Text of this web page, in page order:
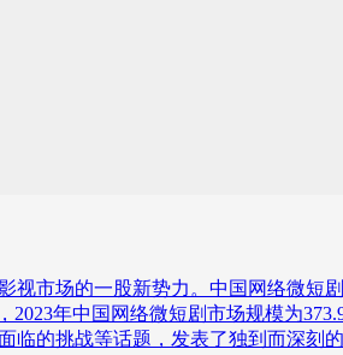
市场的一股新势力。中国网络微短
年中国网络微短剧市场规模为
的挑战等话题，发表了独到而深刻